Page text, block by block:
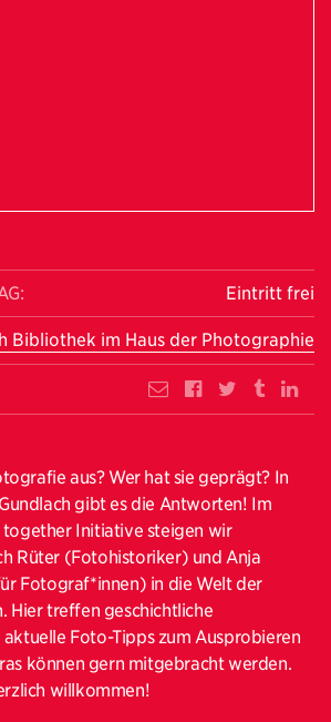
Eintritt frei
Bibliothek im Haus der Photographie
aus? Wer hat sie geprägt? In
gibt es die Antworten! Im
Initiative steigen wir
Rüter (Fotohistoriker) und Anja
Fotograf*innen) in die Welt der
Hier treffen geschichtliche
Foto-Tipps zum Ausprobieren
können gern mitgebracht werden.
willkommen!